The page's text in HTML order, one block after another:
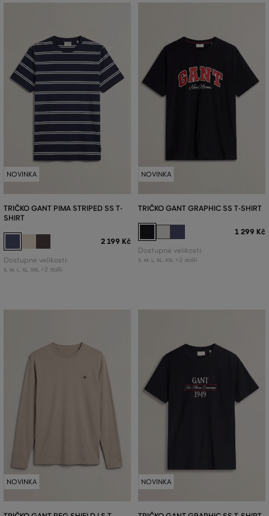
NOVINKA
TRIČKO GANT PIMA STRIPED SS T-
SHIRT
2 199 Kč
Dostupné velikosti:
S, M L XL XXL +2 další
NOVINKA
TRIČKO GANT GRAPHIC SS T-SHIRT
1 299 Kč
Dostupné velikosti:
S, M L XL XXL +2 další
NOVINKA NOVINKA